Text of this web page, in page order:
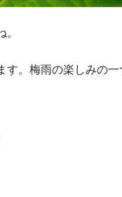
。梅雨の楽しみの一